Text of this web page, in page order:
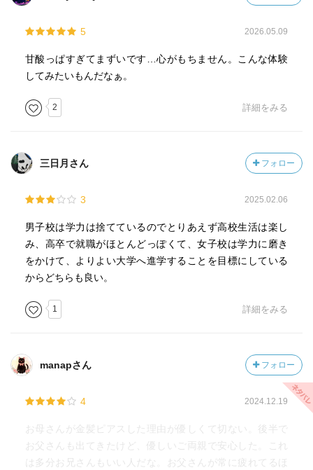
5 2026.05.09
甘酸っぱすぎてまずいです…心がもちません。こんな体験
してみたいもんだなぁ。
2 詳細をみる
三日月さん フォロー
3 2025.02.06
男子校は学力は捨てているのでとりあえず高校生活は楽し
み、高卒で就職がほとんどっぽくて、女子校は学力に磨き
をかけて、よりよい大学へ進学することを目標にしている
からどちらも良い。
1 詳細をみる
manapさん フォロー
4 2024.12.19
お母さんが金髪ピアスした理由が優しくて切ない。後半で
お父さんも出てきたけど、優しいご両親で安心した。これ
は多分お兄さんもいい人だな。お父さんが常に疲れてるほ